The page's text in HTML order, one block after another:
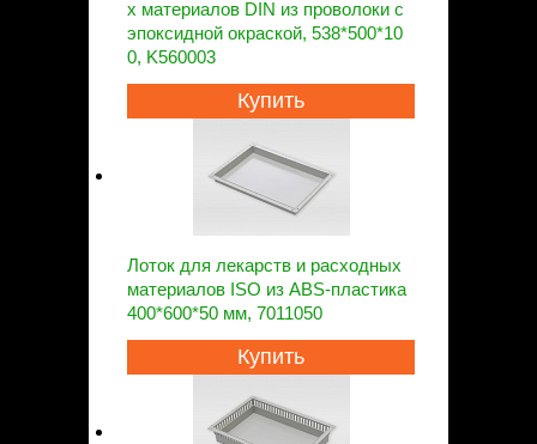
х материалов DIN из проволоки с
эпоксидной окраской, 538*500*10
0, K560003
Купить
Лоток для лекарств и расходных
материалов ISO из ABS-пластика
400*600*50 мм, 7011050
Купить